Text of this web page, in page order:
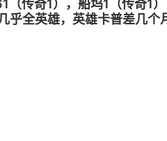
传奇1），船坞1（传奇1
全英雄，英雄卡普差几